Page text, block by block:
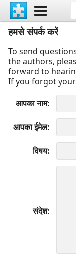
हमसे संपर्क करें
To send
the authors,
forward to
If you forgot
आपका नाम
आपका ईमेल
विषय
संदेश